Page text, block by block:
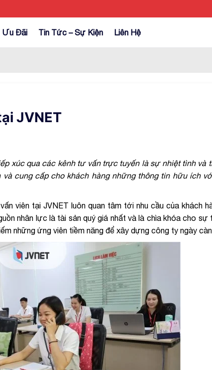
Ưu Đãi Tin Tức – Sự Kiện Liên Hệ
JVNET
xúc qua các kênh tư vấn trực tuyến là sự nhiệt tình và
cung cấp cho khách hàng những thông tin hữu ích
viên tại JVNET luôn quan tâm tới nhu cầu của khách
nhân lực là tài sản quý giá nhất và là chìa khóa cho sự
những ứng viên tiềm năng để xây dựng công ty ngày